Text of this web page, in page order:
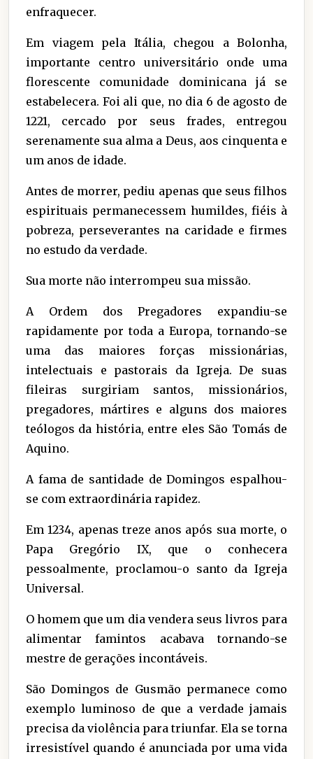
enfraquecer.
Em viagem pela Itália, chegou a Bolonha,
importante centro universitário onde uma
florescente comunidade dominicana já se
estabelecera. Foi ali que, no dia 6 de agosto de
1221, cercado por seus frades, entregou
serenamente sua alma a Deus, aos cinquenta e
um anos de idade.
Antes de morrer, pediu apenas que seus filhos
espirituais permanecessem humildes, fiéis à
pobreza, perseverantes na caridade e firmes
no estudo da verdade.
Sua morte não interrompeu sua missão.
A Ordem dos Pregadores expandiu-se
rapidamente por toda a Europa, tornando-se
uma das maiores forças missionárias,
intelectuais e pastorais da Igreja. De suas
fileiras surgiriam santos, missionários,
pregadores, mártires e alguns dos maiores
teólogos da história, entre eles São Tomás de
Aquino.
A fama de santidade de Domingos espalhou-
se com extraordinária rapidez.
Em 1234, apenas treze anos após sua morte, o
Papa Gregório IX, que o conhecera
pessoalmente, proclamou-o santo da Igreja
Universal.
O homem que um dia vendera seus livros para
alimentar famintos acabava tornando-se
mestre de gerações incontáveis.
São Domingos de Gusmão permanece como
exemplo luminoso de que a verdade jamais
precisa da violência para triunfar. Ela se torna
irresistível quando é anunciada por uma vida